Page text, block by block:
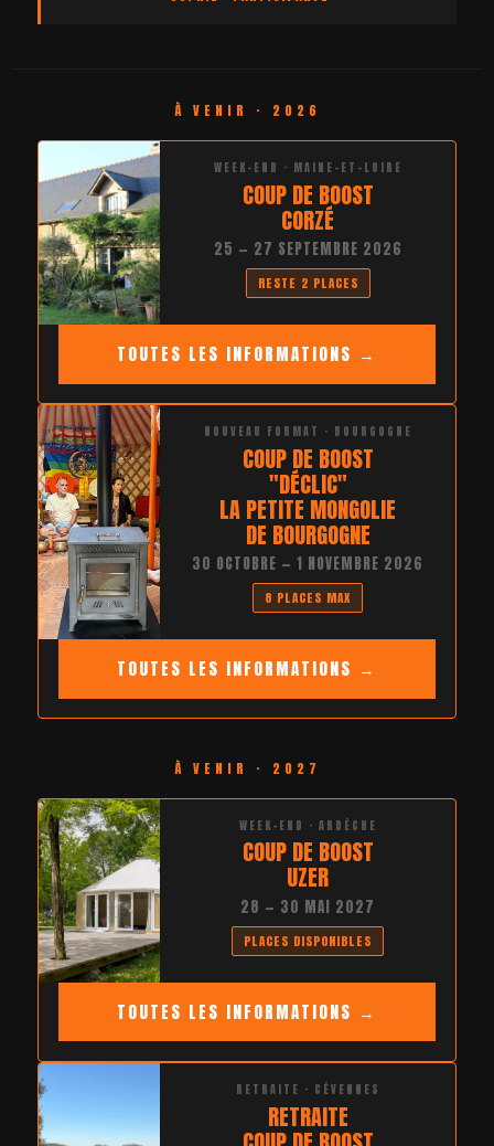
À VENIR · 2026
WEEK-END · MAINE-ET-LOIRE
COUP DE BOOST
CORZÉ
25 — 27 SEPTEMBRE 2026
RESTE 2 PLACES
TOUTES LES INFORMATIONS →
NOUVEAU FORMAT · BOURGOGNE
COUP DE BOOST
"DÉCLIC"
LA PETITE MONGOLIE
DE BOURGOGNE
30 OCTOBRE — 1 NOVEMBRE 2026
8 PLACES MAX
TOUTES LES INFORMATIONS →
À VENIR · 2027
WEEK-END · ARDÈCHE
COUP DE BOOST
UZER
28 — 30 MAI 2027
PLACES DISPONIBLES
TOUTES LES INFORMATIONS →
RETRAITE · CÉVENNES
RETRAITE